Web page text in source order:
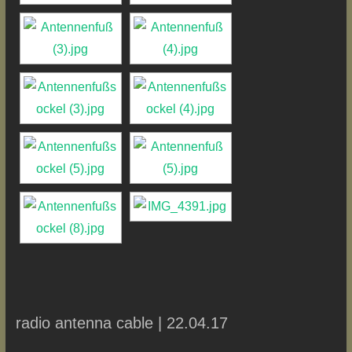
radio antenna cable | 22.04.17